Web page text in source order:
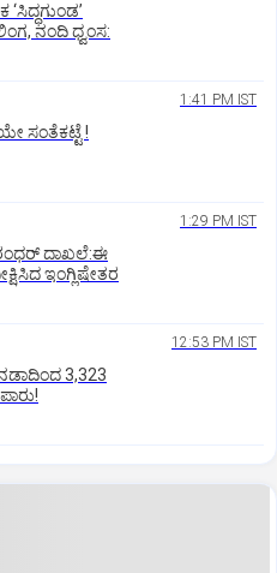
ನಂದಿ ಧ್ವಂಸ:
1:41 PM IST
ಸಂತೆಕಟ್ಟೆ !
1:29 PM IST
ದಾಖಲೆ:ಈ
ಇಂಗ್ಲಿಷೇತರ
12:53 PM IST
3,323